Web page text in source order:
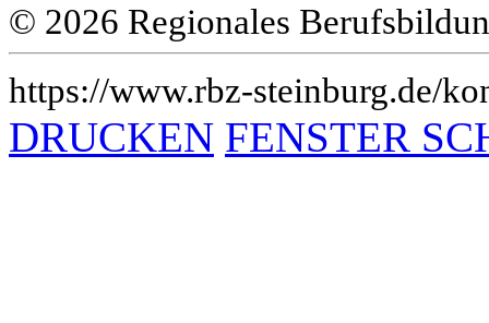
© 2026 Regionales
https://www.rbz-steinburg.de/
DRUCKEN FENSTER